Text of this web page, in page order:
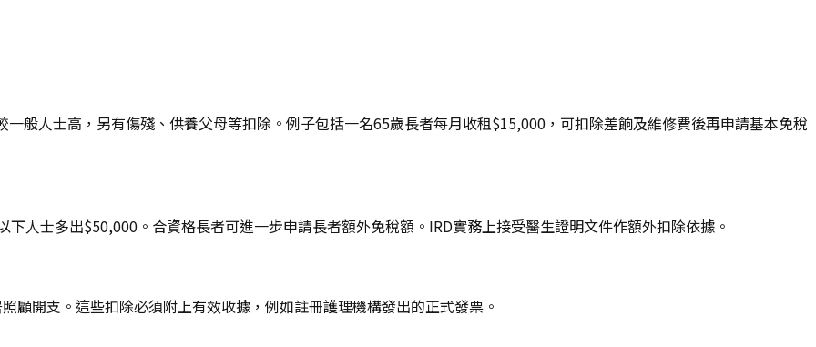
般人士高，另有傷殘、供養父母等扣除。例子包括一名65歲長者每月收租$15,000，可扣除差餉及維修費後再申請基本免稅
人士多出$50,000。合資格長者可進一步申請長者額外免稅額。IRD實務上接受醫生證明文件作額外扣除依據。
顧開支。這些扣除必須附上有效收據，例如註冊護理機構發出的正式發票。